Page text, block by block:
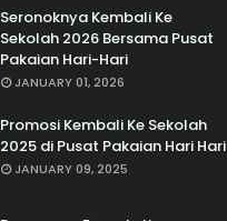
Seronoknya Kembali Ke
Sekolah 2026 Bersama Pusat
Pakaian Hari-Hari
JANUARY 01, 2026
Promosi Kembali Ke Sekolah
2025 di Pusat Pakaian Hari Hari
JANUARY 09, 2025